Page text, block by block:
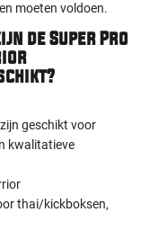
moeten voldoen.
de Super Pro
geschikt voor
kwalitatieve
thai/kickboksen,